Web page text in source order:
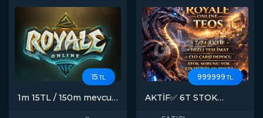
15 TL
1m 15TL / 150m mevcut
999999 TL
AKTİF✅ 6T STOK